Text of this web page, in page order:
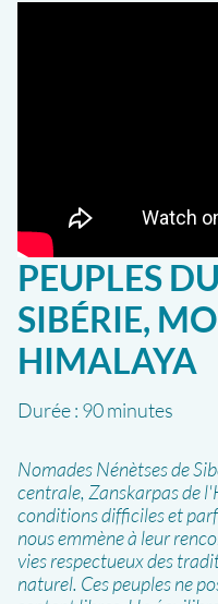
PEUPLES
SIBÉRIE,
HIMALAYA
Durée : 90 minutes
Nomades Nénètses de
centrale, Zanskarpas de
conditions difficiles et
nous emmène à leur
vies respectueux des
naturel. Ces peuples ne